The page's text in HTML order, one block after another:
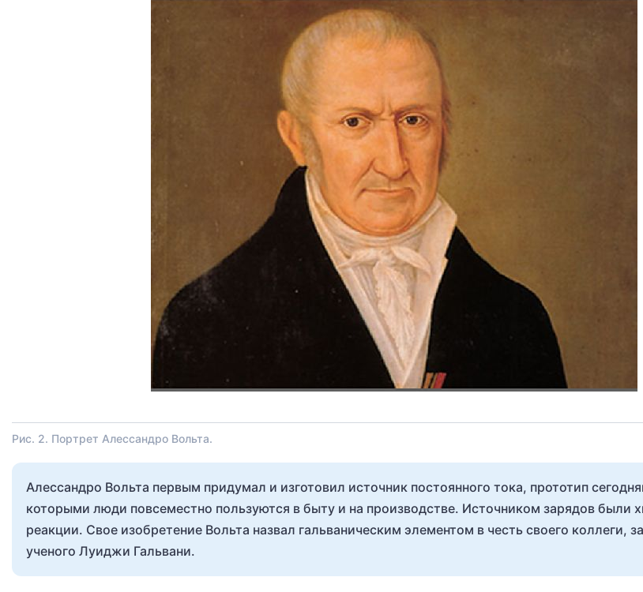
Рис. 2. Портрет Алессандро Вольта.
Алессандро Вольта первым придумал и изготовил источник постоянного тока, прототип
которыми люди повсеместно пользуются в быту и на производстве. Источником зарядов были
реакции. Свое изобретение Вольта назвал гальваническим элементом в честь своего коллеги,
ученого Луиджи Гальвани.